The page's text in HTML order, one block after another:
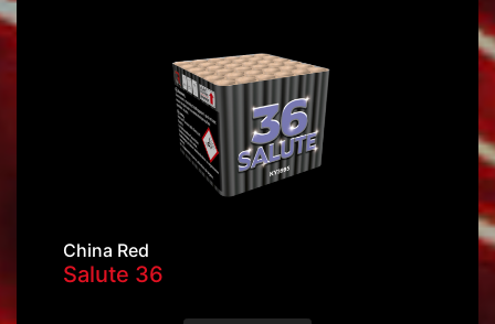
China Red
Salute 36